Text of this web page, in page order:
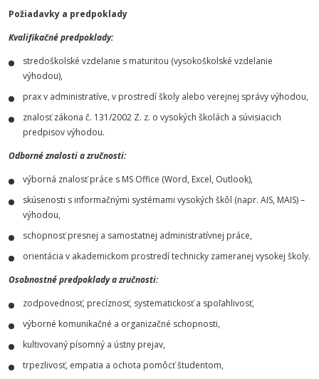
Požiadavky a predpoklady
Kvalifikačné predpoklady:
stredoškolské vzdelanie s maturitou (vysokoškolské vzdelanie
výhodou),
prax v administratíve, v prostredí školy alebo verejnej správy výhodou,
znalosť zákona č. 131/2002 Z. z. o vysokých školách a súvisiacich
predpisov výhodou.
Odborné znalosti a zručnosti:
výborná znalosť práce s MS Office (Word, Excel, Outlook),
skúsenosti s informačnými systémami vysokých škôl (napr. AIS, MAIS) –
výhodou,
schopnosť presnej a samostatnej administratívnej práce,
orientácia v akademickom prostredí technicky zameranej vysokej školy.
Osobnostné predpoklady a zručnosti:
zodpovednosť, precíznosť, systematickosť a spoľahlivosť,
výborné komunikačné a organizačné schopnosti,
kultivovaný písomný a ústny prejav,
trpezlivosť, empatia a ochota pomôcť študentom,